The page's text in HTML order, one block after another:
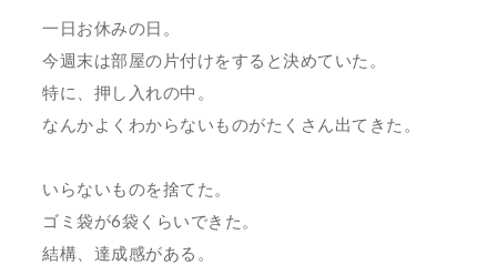
一日お休みの日。
今週末は部屋の片付けをすると決めていた。
特に、押し入れの中。
なんかよくわからないものがたくさん出てきた。
いらないものを捨てた。
ゴミ袋が6袋くらいできた。
結構、達成感がある。